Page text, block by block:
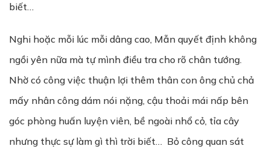
biết…
Nghi hoặc mỗi lúc mỗi dâng cao, Mẫn quyết định không
ngồi yên nữa mà tự mình điều tra cho rõ chân tướng.
Nhờ có công việc thuận lợi thêm thân con ông chủ chả
mấy nhân công dám nói nặng, cậu thoải mái nấp bên
góc phòng huấn luyện viên, bề ngoài nhổ cỏ, tỉa cây
nhưng thực sự làm gì thì trời biết… Bỏ công quan sát